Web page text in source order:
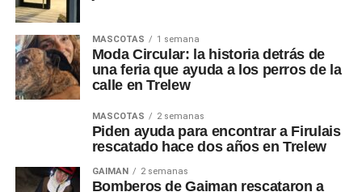
MASCOTAS 1 semana
Moda Circular: la historia detrás de
una feria que ayuda a los perros de la
calle en Trelew
MASCOTAS 2 semanas
Piden ayuda para encontrar a Firulais
rescatado hace dos años en Trelew
GAIMAN 2 semanas
Bomberos de Gaiman rescataron a